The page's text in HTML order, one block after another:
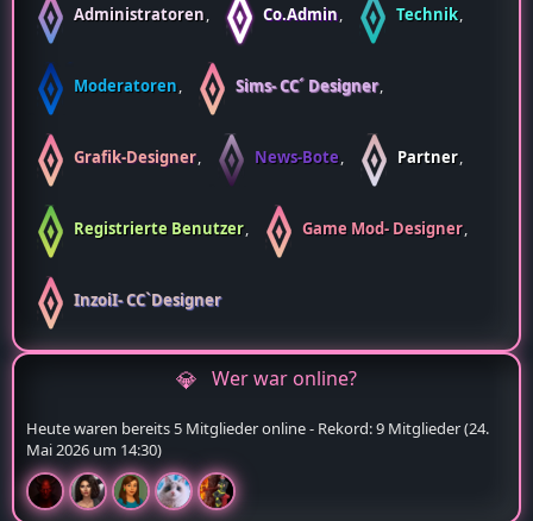
Administratoren Co.Admin Technik
Moderatoren Sims- CC´ Designer
Grafik-Designer News-Bote Partner
Registrierte Benutzer Game Mod- Designer
InzoiI- CC`Designer
Wer war online?
Heute waren bereits 5 Mitglieder online - Rekord: 9 Mitglieder (24.
Mai 2026 um 14:30)